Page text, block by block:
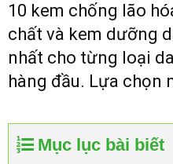
10 kem chống lão
chất và kem dưỡng
nhất cho từng loại
hàng đầu. Lựa chọn
Mục lục bài biết